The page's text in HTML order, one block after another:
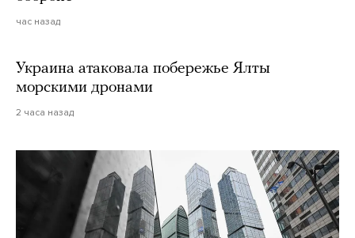
час назад
Украина атаковала побережье Ялты
морскими дронами
2 часа назад